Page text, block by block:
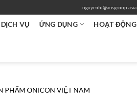
nguyenbi@ansgroup.asia
DỊCH VỤ ỨNG DỤNG HOẠT ĐỘNG
PHẨM ONICON VIỆT NAM